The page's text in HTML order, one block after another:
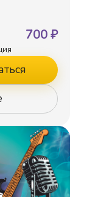
700₽